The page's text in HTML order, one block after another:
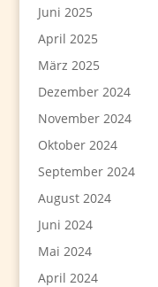
Juni 2025
April 2025
März 2025
Dezember 2024
November 2024
Oktober 2024
September 2024
August 2024
Juni 2024
Mai 2024
April 2024